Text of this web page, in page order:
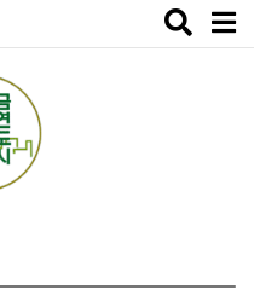
Toggle